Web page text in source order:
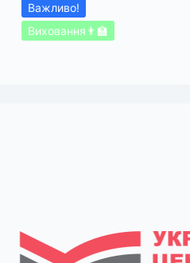
Важливо!
Виховання👨‍🏫